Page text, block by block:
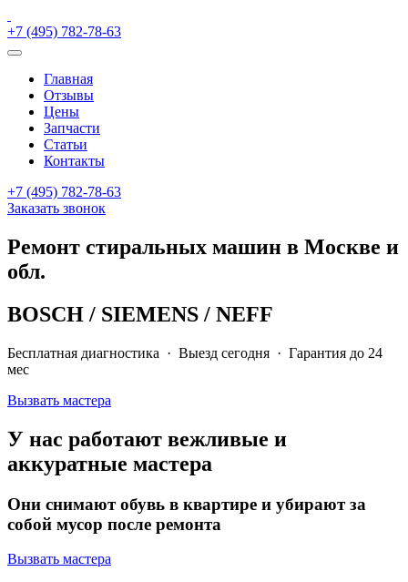
+7 (495) 782-78-63
Главная
Отзывы
Цены
Запчасти
Статьи
Контакты
+7 (495) 782-78-63
Заказать звонок
Ремонт стиральных машин в Москве и
обл.
BOSCH / SIEMENS / NEFF
Бесплатная диагностика · Выезд сегодня · Гарантия до 24
мес
Вызвать мастера
У нас работают вежливые и
аккуратные мастера
Они снимают обувь в квартире и убирают за
собой мусор после ремонта
Вызвать мастера